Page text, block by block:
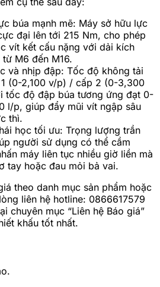
búa mạnh mẽ: Máy sở hữu lực
đại lên tới 215 Nm, cho phép
vít kết cấu nặng với dải kích
M6 đến M16.
và nhịp đập: Tốc độ không tải
(0-2,100 v/p) / cấp 2 (0-3,300
tốc độ đập búa tương ứng đạt 0-
l/p, giúp đẩy mũi vít ngập sâu
thì.
học tối ưu: Trọng lượng trần
người sử dụng có thể cầm
máy liên tục nhiều giờ liền mà
tay hoặc đau mỏi bả vai.
theo danh mục sản phẩm hoặc
liên hệ hotline: 0866617579
chuyên mục “Liên hệ Báo giá”
khấu tốt nhất.